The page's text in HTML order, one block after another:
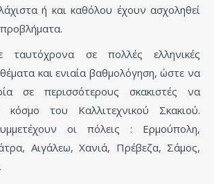
ή και καθόλου έχουν ασχοληθεί
ταυτόχρονα σε πολλές ελληνικές
και ενιαία βαθμολόγηση, ώστε να
σε περισσότερους σκακιστές να
του Καλλιτεχνικού Σκακιού.
οι πόλεις : Ερμούπολη,
Αιγάλεω, Χανιά, Πρέβεζα, Σάμος,